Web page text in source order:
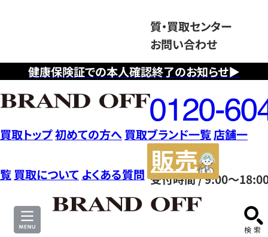
健康保険証での本人確認終了のお知らせ▶
質・買取センター
お問い合わせ
フ
リ
ー
ダ
イ
ヤ
ル
0120604117
受付時間 / 9:00～
買取トップ初めての方へ 買取ブランド一覧店舗一
覧 買取について よくある質問
サ